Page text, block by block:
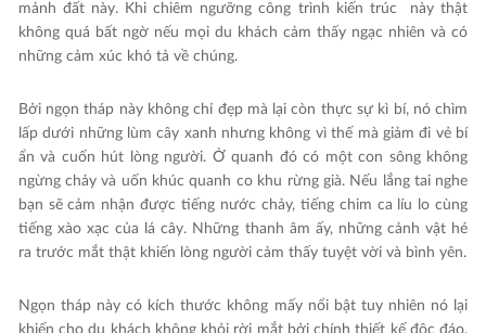
mảnh đất này. Khi chiêm ngưỡng công trình kiến trúc này thật
không quá bất ngờ nếu mọi du khách cảm thấy ngạc nhiên và có
những cảm xúc khó tả về chúng.
Bởi ngọn tháp này không chỉ đẹp mà lại còn thực sự kì bí, nó chìm
lấp dưới những lùm cây xanh nhưng không vì thế mà giảm đi vẻ bí
ẩn và cuốn hút lòng người. Ở quanh đó có một con sông không
ngừng chảy và uốn khúc quanh co khu rừng già. Nếu lắng tai nghe
bạn sẽ cảm nhận được tiếng nước chảy, tiếng chim ca líu lo cùng
tiếng xào xạc của lá cây. Những thanh âm ấy, những cảnh vật hé
ra trước mắt thật khiến lòng người cảm thấy tuyệt vời và bình yên.
Ngọn tháp này có kích thước không mấy nổi bật tuy nhiên nó lại
khiến cho du khách không khỏi rời mắt bởi chính thiết kế độc đáo.